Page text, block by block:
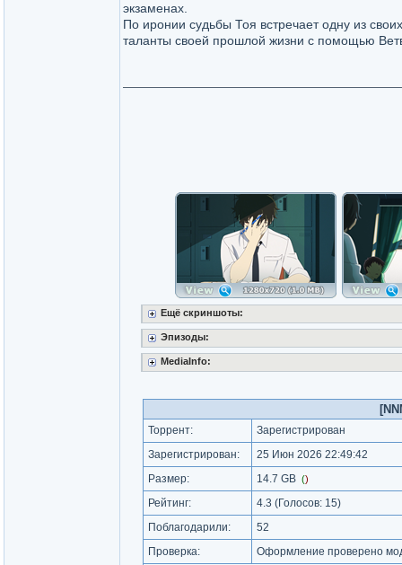
экзаменах.
По иронии судьбы Тоя встречает одну из
таланты своей прошлой жизни с помощью
Ещё скриншоты:
Эпизоды:
MediaInfo:
Торрент:
Зарегистрирован
Зарегистрирован:
25 Июн 2026 22:49:42
Размер:
14.7 GB ()
Рейтинг: 4.3 (Голосов: 15)
Поблагодарили:
52
Проверка:
Оформление проверено